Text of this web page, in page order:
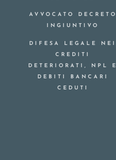
AVVOCATO DECRETO
INGIUNTIVO
DIFESA LEGALE NEI
CREDITI
DETERIORATI, NPL E
DEBITI BANCARI
CEDUTI